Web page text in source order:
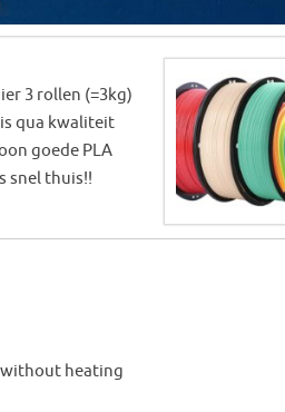
3 rollen (=3kg)
qua kwaliteit
goede PLA
snel thuis!!
without heating